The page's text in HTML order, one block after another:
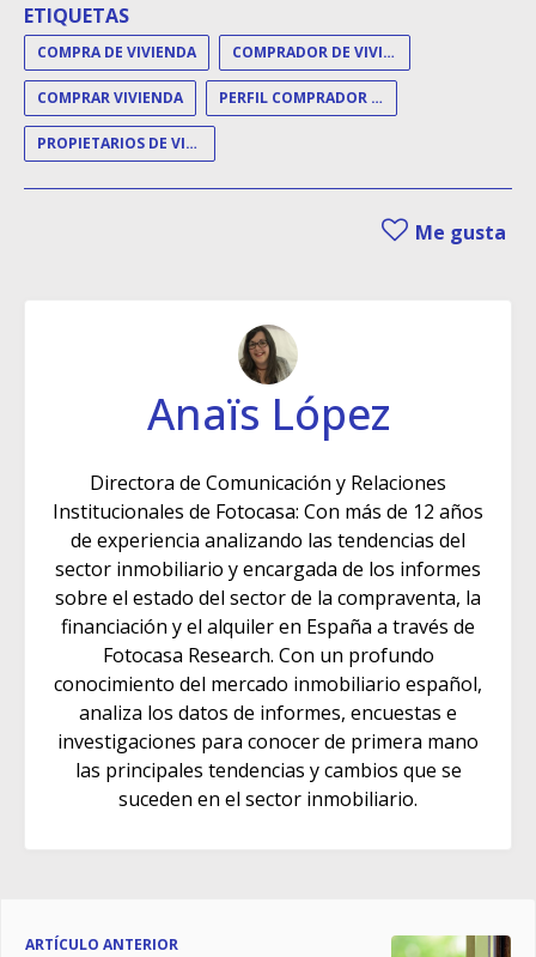
ETIQUETAS
COMPRA DE VIVIENDA COMPRADOR DE VIVIENDA
COMPRAR VIVIENDA PERFIL COMPRADOR DE VIVIENDA
PROPIETARIOS DE VIVIENDA
Me gusta
Anaïs López
Directora de Comunicación y Relaciones
Institucionales de Fotocasa: Con más de 12 años
de experiencia analizando las tendencias del
sector inmobiliario y encargada de los informes
sobre el estado del sector de la compraventa, la
financiación y el alquiler en España a través de
Fotocasa Research. Con un profundo
conocimiento del mercado inmobiliario español,
analiza los datos de informes, encuestas e
investigaciones para conocer de primera mano
las principales tendencias y cambios que se
suceden en el sector inmobiliario.
ARTÍCULO ANTERIOR